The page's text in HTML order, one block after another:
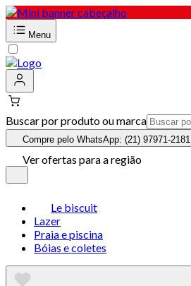
Menu
Buscar por produto ou marca
Compre pelo WhatsApp: (21) 97971-2181
Ver ofertas para a região
Le biscuit
Lazer
Praia e piscina
Bóias e coletes